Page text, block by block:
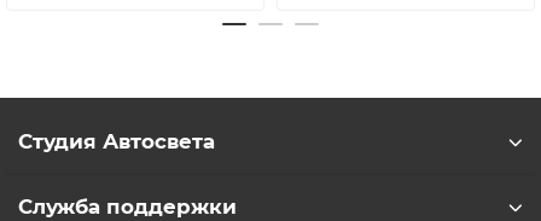
Студия Автосвета
Служба поддержки